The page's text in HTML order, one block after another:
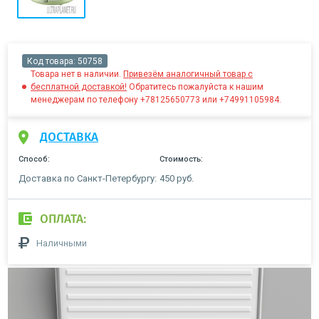
Код товара: 50758
Товара нет в наличии. Привезём аналогичный товар с
бесплатной доставкой! Обратитесь пожалуйста к нашим
менеджерам по телефону +78125650773 или +74991105984.
ДОСТАВКА
Способ: Стоимость:
Доставка по Санкт-Петербургу: 450 руб.
ОПЛАТА:
Наличными